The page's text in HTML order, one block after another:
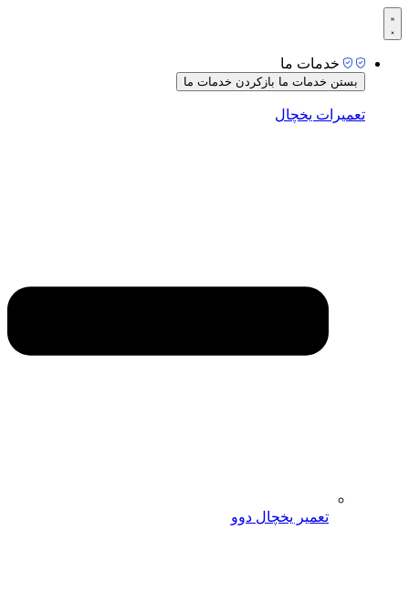
پرش
خدمات ما
بستن خدمات ما بازکردن خدمات ما
تعمیرات یخچال
تعمیر یخچال دوو